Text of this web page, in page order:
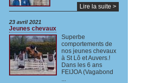
Lire la suite >
23 avril 2021
Jeunes chevaux
Superbe
comportements de
nos jeunes chevaux
à St Lô et Auvers.!
Dans les 6 ans
FEIJOA (Vagabond
...